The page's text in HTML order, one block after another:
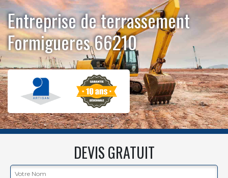
Entreprise de terrassement
Formigueres 66210
DEVIS GRATUIT